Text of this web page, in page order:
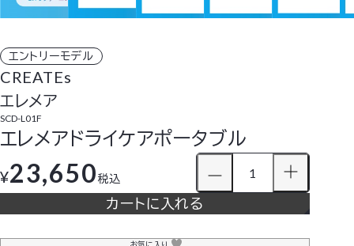
エントリーモデル
CREATEs
エレメア
SCD-L01F
エレメアドライケアポータブル
¥23,650税込
カートに入れる